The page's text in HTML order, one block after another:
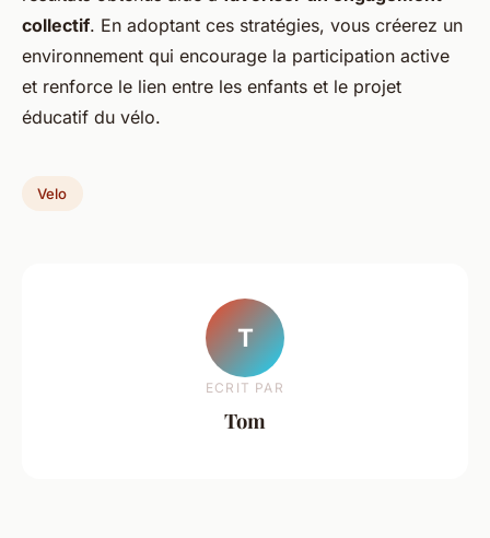
collectif. En adoptant ces stratégies, vous créerez un
environnement qui encourage la participation active
et renforce le lien entre les enfants et le projet
éducatif du vélo.
Velo
T
ECRIT PAR
Tom